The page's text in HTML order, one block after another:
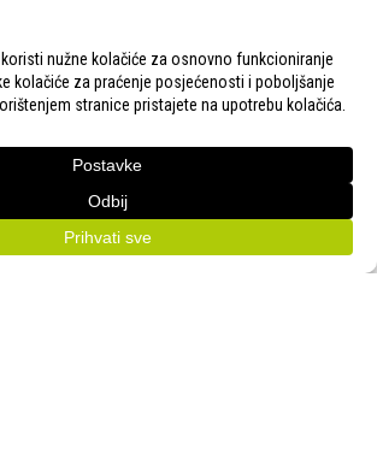
43000 Bjelovar
sajam.hr